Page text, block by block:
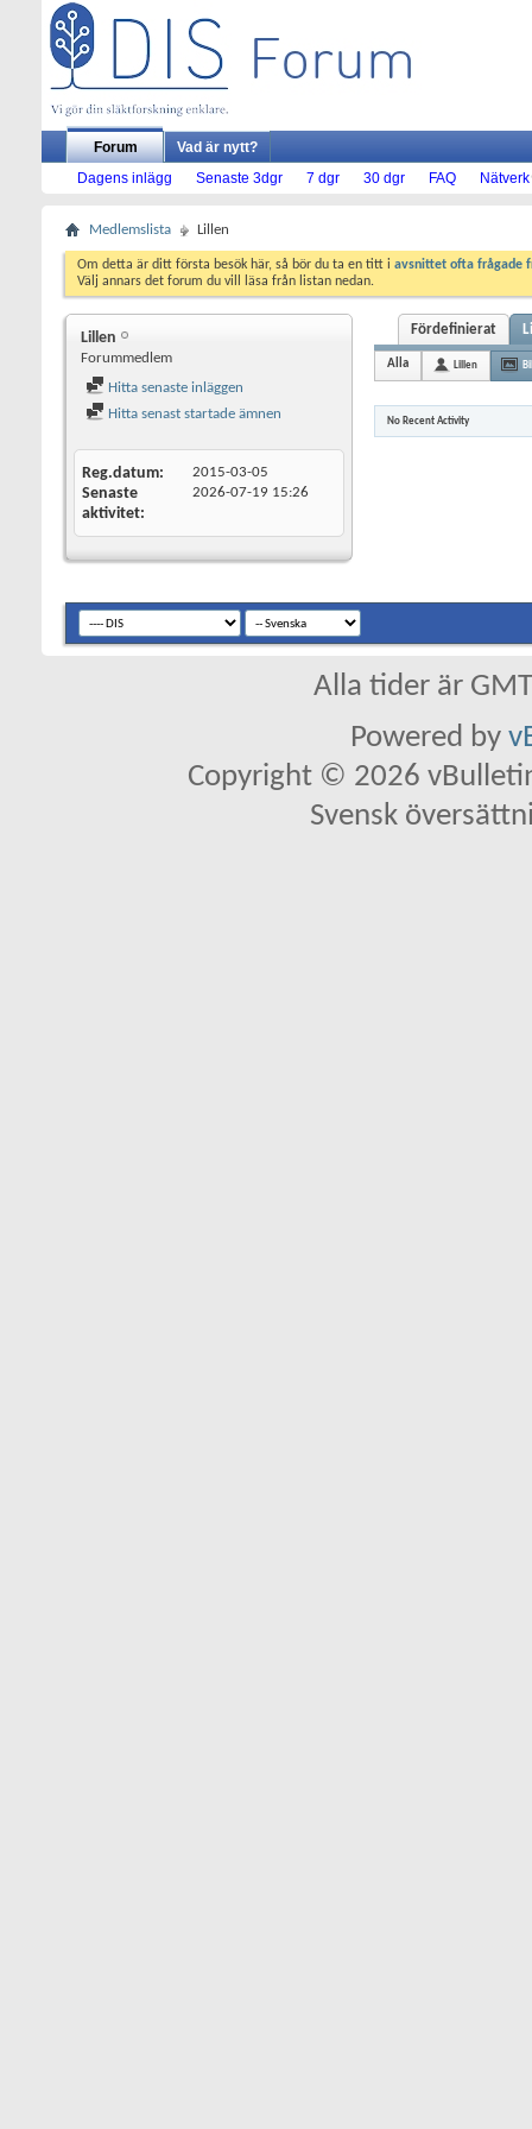
Forum
Dagens inlägg
Senaste 3dgr 7 dgr 30 dgr FAQ Nätverk
Vad är nytt?
Medlemslista Lillen
Om detta är ditt första besök här, så bör du ta en titt i avsnittet ofta frågade
Välj annars det forum du vill läsa från listan nedan.
Lillen
Forummedlem
Hitta senaste inläggen
Hitta senast startade ämnen
Reg.datum 2015-03-05
Senaste
aktivitet
2026-07-19 15:26
Fördefinierat
Alla Lillen
No Recent Activity
Alla tider är
Powered by
Copyright © 2026
Svensk